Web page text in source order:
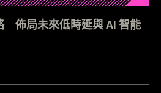
佈局未來低時延與 AI 智能